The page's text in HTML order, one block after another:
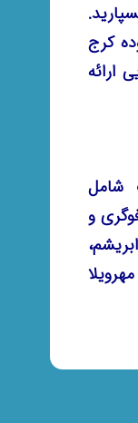
کرج
ارائه
شامل
و